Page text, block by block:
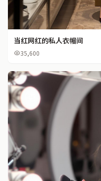
当红网红的私人衣帽间
35,600